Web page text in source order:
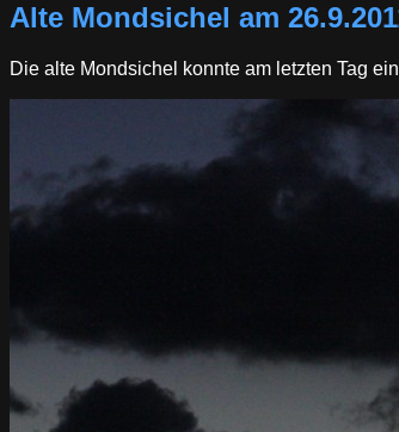
Alte Mondsichel am
Die alte Mondsichel konnte am letzten Tag